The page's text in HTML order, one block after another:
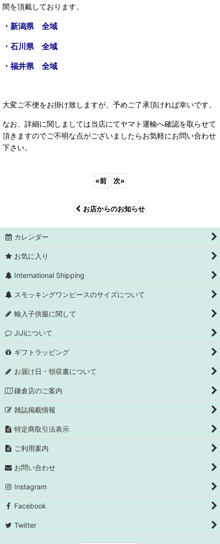
間を頂戴しております。
・新潟県 全域
・石川県 全域
・福井県 全域
大変ご不便をお掛け致しますが、予めご了承頂ければ幸いです。
なお、詳細に関しましては当店にてヤマト運輸へ確認を取らせて
頂きますのでご不明な点がございましたらお気軽にお問い合わせ
下さい。
«前 次»
お店からのお知らせ
カレンダー
お気に入り
International Shipping
スモッキングワンピースのサイズについて
輸入子供服に関して
JiJiについて
ギフトラッピング
お届け日・領収書について
鎌倉店のご案内
雑誌掲載情報
特定商取引法表示
ご利用案内
お問い合わせ
Instagram
Facebook
Twitter